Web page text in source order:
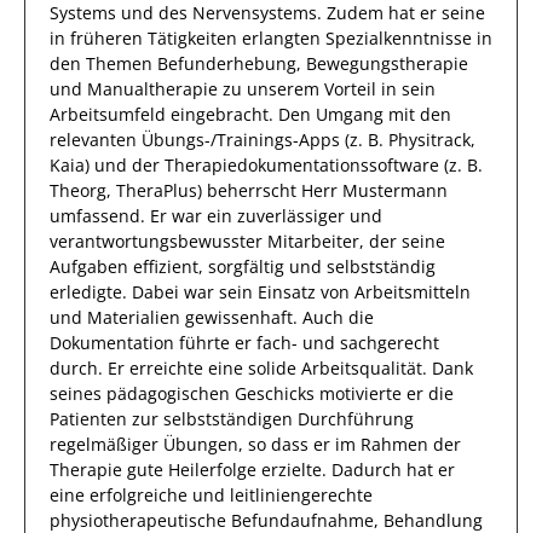
Systems und des Nervensystems. Zudem hat er seine
in früheren Tätigkeiten erlangten Spezialkenntnisse in
den Themen Befunderhebung, Bewegungstherapie
und Manualtherapie zu unserem Vorteil in sein
Arbeitsumfeld eingebracht. Den Umgang mit den
relevanten Übungs-/Trainings-Apps (z. B. Physitrack,
Kaia) und der Therapiedokumentationssoftware (z. B.
Theorg, TheraPlus) beherrscht Herr Mustermann
umfassend. Er war ein zuverlässiger und
verantwortungsbewusster Mitarbeiter, der seine
Aufgaben effizient, sorgfältig und selbstständig
erledigte. Dabei war sein Einsatz von Arbeitsmitteln
und Materialien gewissenhaft. Auch die
Dokumentation führte er fach- und sachgerecht
durch. Er erreichte eine solide Arbeitsqualität. Dank
seines pädagogischen Geschicks motivierte er die
Patienten zur selbstständigen Durchführung
regelmäßiger Übungen, so dass er im Rahmen der
Therapie gute Heilerfolge erzielte. Dadurch hat er
eine erfolgreiche und leitliniengerechte
physiotherapeutische Befundaufnahme, Behandlung